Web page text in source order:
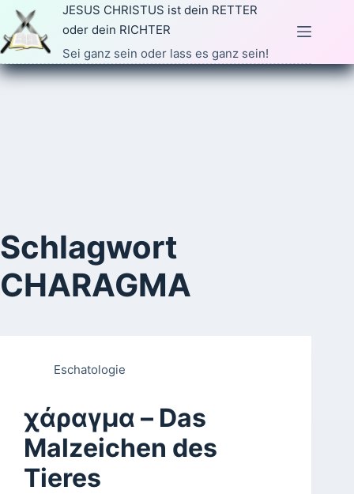
Zum
Inhalt
springen
JESUS CHRISTUS ist dein RETTER
oder dein RICHTER
Sei ganz sein oder lass es ganz sein!
Schlagwort
CHARAGMA
Eschatologie
χάραγμα – Das
Malzeichen des
Tieres